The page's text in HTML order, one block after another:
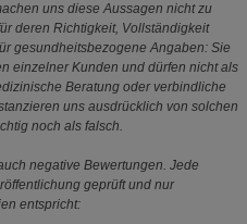
uns diese Aussagen nicht zu
deren Richtigkeit, Vollständigkeit
gesundheitsbezogene Angaben: Sie
einzelner Kunden und dürfen nicht als
Beratung oder verbindliche
uns ausdrücklich von solchen
noch als falsch.
negative Bewertungen. Jede
geprüft und nur
entspricht: